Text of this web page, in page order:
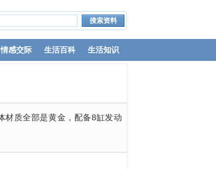
情感交际 生活百科 生活知识
材质全部是黄金，配备8缸发动